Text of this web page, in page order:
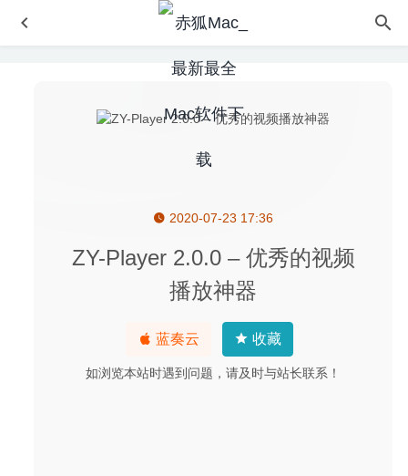
2020-07-23 17:36
ZY-Player 2.0.0 – 优秀的视频
播放神器
蓝奏云 收藏
如浏览本站时遇到问题，请及时与站长联系！
Charles 5.2 – 非常强大的http抓包神器 2026-06-29
TurboCollage Pro 7.2.1 – 图片相册制作、拼图工具 2020-
VideoDuke 1.10 (273) – 优秀的视频下载工具
SyncTime 3.1.1 – 优秀的系统时间同步工具
Mactracker 7.9.3 – 查看所有Mac苹果设备全部信息